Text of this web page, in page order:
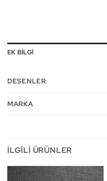
EK BILGI
DESENLER
MARKA
İLGILI ÜRÜNLER